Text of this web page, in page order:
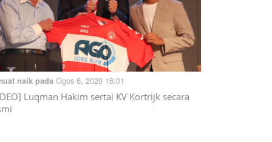
naik pada Ogos 6, 2020 16:01
Luqman Hakim sertai KV Kortrijk secara